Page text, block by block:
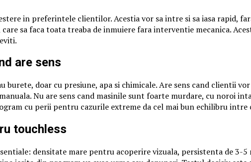
in preferintele clientilor. Acestia vor sa intre si sa iasa rapid,
sa faca toata treaba de inmuiere fara interventie mecanica.
are sens
doar cu presiune, apa si chimicale. Are sens cand clientii
Nu are sens cand masinile sunt foarte murdare, cu noroi
cu perii pentru cazurile extreme da cel mai bun echilibru intre
touchless
densitate mare pentru acoperire vizuala, persistenta de